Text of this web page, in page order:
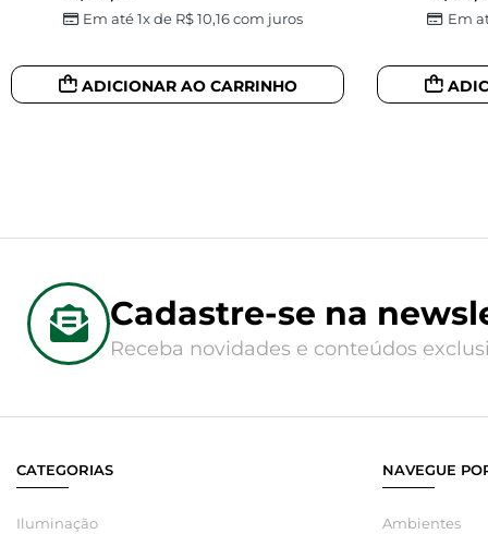
Em até 1x de R$10,16com juros
ADICIONAR AO CARRINHO
Em
Cadastre-se na
Receba novidades e conteúdos
CATEGORIAS
Iluminação
NAVEGUE
Ambientes